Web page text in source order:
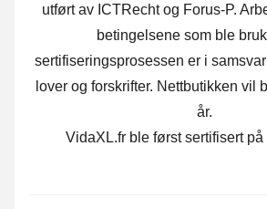
utført av ICTRecht og Forus-P.
betingelsene som ble
sertifiseringsprosessen er i
lover og forskrifter. Nettbutikken vil
år.
VidaXL.fr ble først sertifisert på